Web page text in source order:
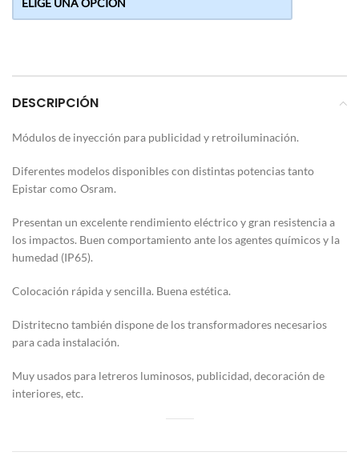
DESCRIPCIÓN
Módulos de inyección para publicidad y retroiluminación.
Diferentes modelos disponibles con distintas potencias tanto
Epistar como Osram.
Presentan un excelente rendimiento eléctrico y gran resistencia a
los impactos. Buen comportamiento ante los agentes químicos y la
humedad (IP65).
Colocación rápida y sencilla. Buena estética.
Distritecno también dispone de los transformadores necesarios
para cada instalación.
Muy usados para letreros luminosos, publicidad, decoración de
interiores, etc.